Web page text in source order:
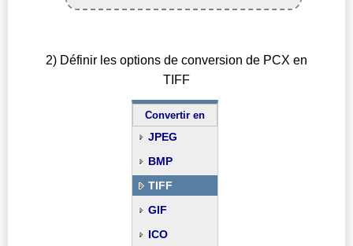
2) Définir les options de conversion de PCX en
TIFF
Convertir en
JPEG
BMP
TIFF
GIF
ICO